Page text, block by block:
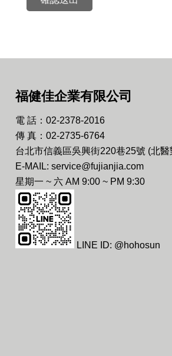
福健佳企業有限公司
電 話：02-2378-2016
傳 真：02-2735-6764
台北市信義區吳興街220巷25號 (北醫
E-MAIL: service@fujianjia.com
星期一 ~ 六 AM 9:00 ~ PM 9:30
LINE ID: @hohosun